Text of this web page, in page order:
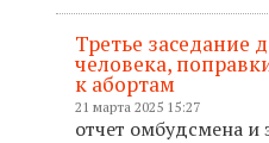
Третье заседание
человека,
к абортам
21 марта 2025 15:27
отчет омбудсмена и